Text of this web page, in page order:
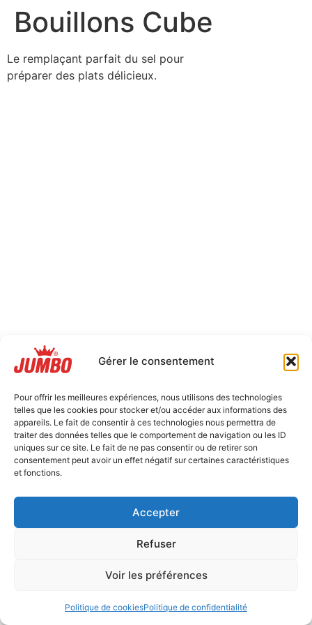
Gérer le consentement
Pour offrir les meilleures expériences, nous utilisons des technologies
telles que les cookies pour stocker et/ou accéder aux informations des
appareils. Le fait de consentir à ces technologies nous permettra de
traiter des données telles que le comportement de navigation ou les ID
uniques sur ce site. Le fait de ne pas consentir ou de retirer son
consentement peut avoir un effet négatif sur certaines caractéristiques
et fonctions.
Accepter
Refuser
Voir les préférences
Politique de cookiesPolitique de confidentialité
Bouillons Cube
Le remplaçant parfait du sel pour
préparer des plats délicieux.